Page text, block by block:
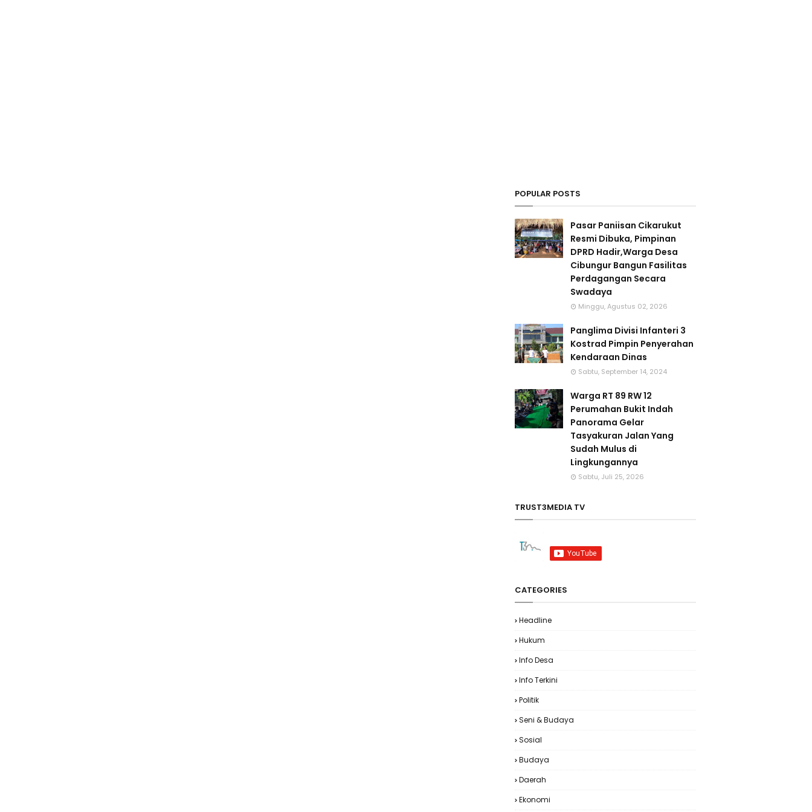
POPULAR POSTS
Pasar Paniisan Cikarukut
Resmi Dibuka, Pimpinan
DPRD Hadir,Warga Desa
Cibungur Bangun Fasilitas
Perdagangan Secara
Swadaya
Minggu, Agustus 02, 2026
Panglima Divisi Infanteri 3
Kostrad Pimpin Penyerahan
Kendaraan Dinas
Sabtu, September 14, 2024
Warga RT 89 RW 12
Perumahan Bukit Indah
Panorama Gelar
Tasyakuran Jalan Yang
Sudah Mulus di
Lingkungannya
Sabtu, Juli 25, 2026
TRUST3MEDIA TV
CATEGORIES
Headline
Hukum
Info Desa
Info Terkini
Politik
Seni & Budaya
Sosial
Budaya
Daerah
Ekonomi